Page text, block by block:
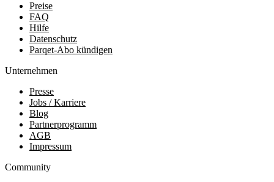
Preise
FAQ
Hilfe
Datenschutz
Parqet-Abo kündigen
Unternehmen
Presse
Jobs / Karriere
Blog
Partnerprogramm
AGB
Impressum
Community